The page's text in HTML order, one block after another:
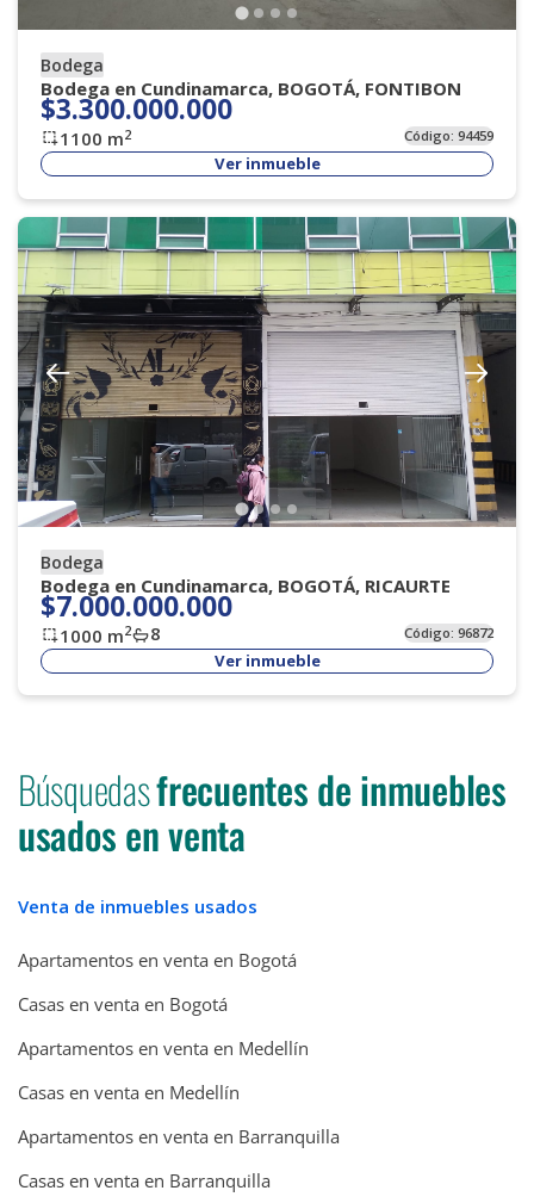
Bodega
Bodega en Cundinamarca, BOGOTÁ, FONTIBON
$3.300.000.000
1100 m2 Código:94459
Ver inmueble
Bodega
Bodega en Cundinamarca, BOGOTÁ, RICAURTE
$7.000.000.000
1000 m2 8 Código:96872
Ver inmueble
Búsquedasfrecuentes de inmuebles
usados en venta
Venta de inmuebles usados
Apartamentos en venta en Bogotá
Casas en venta en Bogotá
Apartamentos en venta en Medellín
Casas en venta en Medellín
Apartamentos en venta en Barranquilla
Casas en venta en Barranquilla